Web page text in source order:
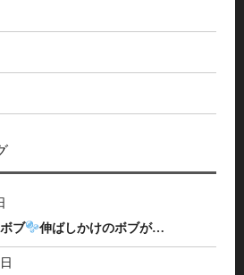
ブ
伸ばしかけのボブが…